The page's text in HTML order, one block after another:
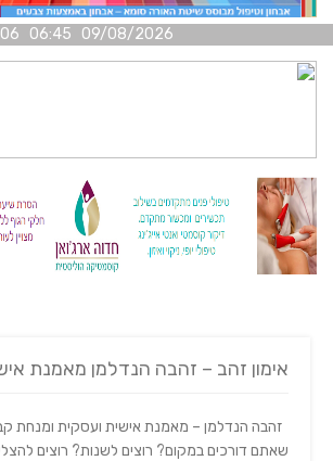
09/08/2026 06:45 06
אימון זהב – זהבה הנדלמן מאמנת
זהבה הנדלמן – מאמנת אישית ועסקית ומנחת
שאתם דורכים במקום? רוצים לשנות? רוצים